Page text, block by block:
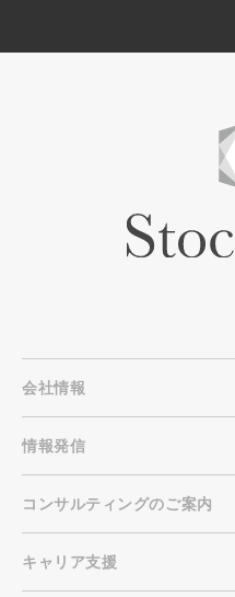
会社情報
情報発信
コンサルティングのご案内
キャリア支援